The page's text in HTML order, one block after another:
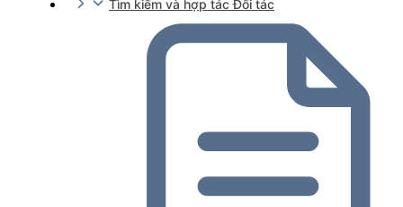
Tìm kiếm và hợp tác Đối tác